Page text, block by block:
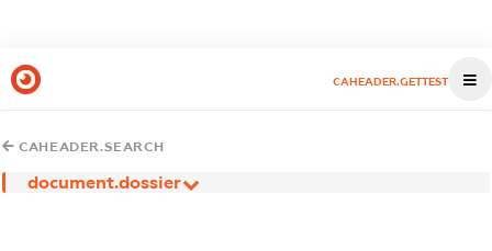
CAHEADER.GETTEST
CAHEADER.SEARCH
document.dossier